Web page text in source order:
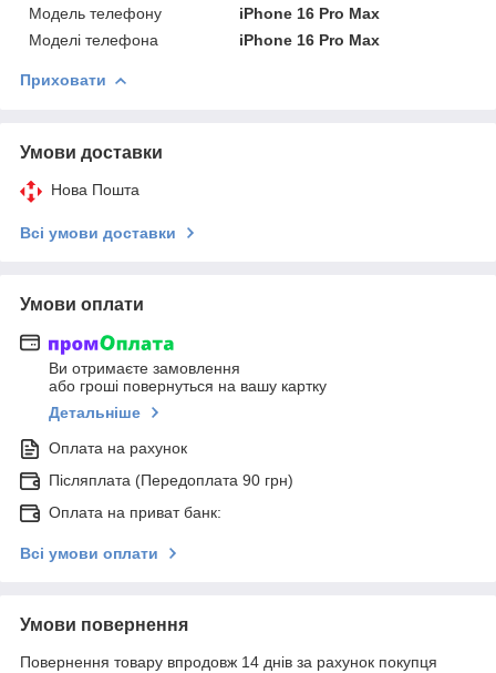
Модель телефону
iPhone 16 Pro Max
Моделі телефона
iPhone 16 Pro Max
Приховати
Умови доставки
Нова Пошта
Всі умови доставки
Умови оплати
Ви отримаєте замовлення
або гроші повернуться на вашу картку
Детальніше
Оплата на рахунок
Післяплата (Передоплата 90 грн)
Оплата на приват банк:
Всі умови оплати
Умови повернення
Повернення товару впродовж 14 днів за рахунок покупця